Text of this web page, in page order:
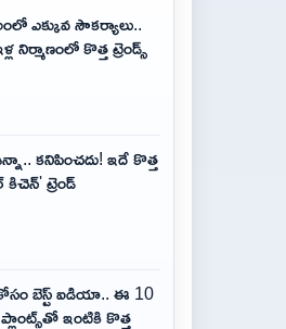
ఎక్కువ సౌకర్యాలు..
నిర్మాణంలో కొత్త ట్రెండ్స్
కనిపించదు! ఇదే కొత్త
కిచెన్' ట్రెండ్
కోసం బెస్ట్ ఐడియా.. ఈ 10
ఇంటికి కొత్త